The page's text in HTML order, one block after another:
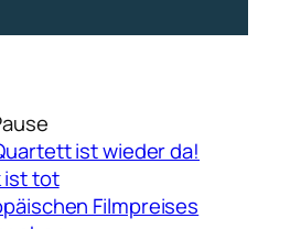
ist wieder da!
ist tot
Filmpreises